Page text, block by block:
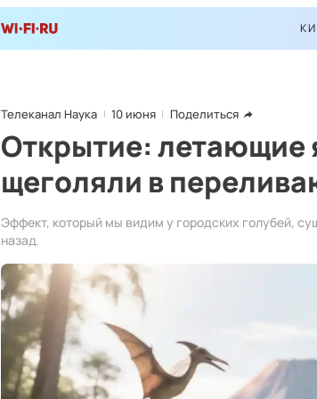
Телеканал Наука 10 июня Поделиться
Открытие: летающие
щеголяли в
Эффект, который мы видим у городских голубей,
назад.